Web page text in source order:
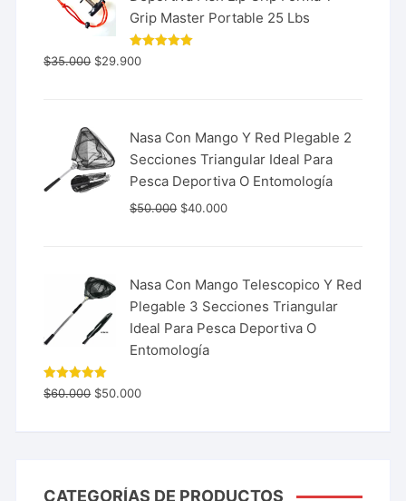
Grip Master Portable 25 Lbs
Valorado
con
$35.000 $29.900
Nasa Con Mango Y Red Plegable 2
Secciones Triangular Ideal Para
Pesca Deportiva O Entomología
$50.000 $40.000
Nasa Con Mango Telescopico Y Red
Plegable 3 Secciones Triangular
Ideal Para Pesca Deportiva O
Entomología
Valorado
con5.00
$60.000 $50.000
CATEGORÍAS DE PRODUCTOS